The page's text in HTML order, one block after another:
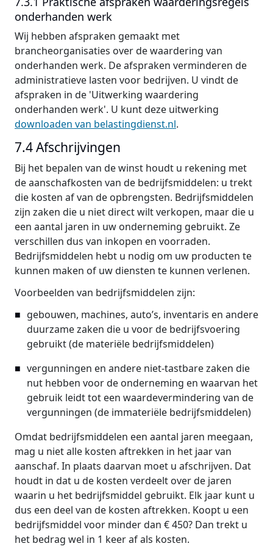
onderhanden werk
Wij hebben afspraken gemaakt met
brancheorganisaties over de waardering van
onderhanden werk. De afspraken verminderen de
administratieve lasten voor bedrijven. U vindt de
afspraken in de 'Uitwerking waardering
onderhanden werk'. U kunt deze uitwerking
downloaden van belastingdienst.nl.
7.4 Afschrijvingen
Bij het bepalen van de winst houdt u rekening met
de aanschafkosten van de bedrijfsmiddelen: u trekt
die kosten af van de opbrengsten. Bedrijfsmiddelen
zijn zaken die u niet direct wilt verkopen, maar die u
een aantal jaren in uw onderneming gebruikt. Ze
verschillen dus van inkopen en voorraden.
Bedrijfsmiddelen hebt u nodig om uw producten te
kunnen maken of uw diensten te kunnen verlenen.
Voorbeelden van bedrijfsmiddelen zijn:
gebouwen, machines, auto’s, inventaris en andere
duurzame zaken die u voor de bedrijfsvoering
gebruikt (de materiële bedrijfsmiddelen)
vergunningen en andere niet-tastbare zaken die
nut hebben voor de onderneming en waarvan het
gebruik leidt tot een waardevermindering van de
vergunningen (de immateriële bedrijfsmiddelen)
Omdat bedrijfsmiddelen een aantal jaren meegaan,
mag u niet alle kosten aftrekken in het jaar van
aanschaf. In plaats daarvan moet u afschrijven. Dat
houdt in dat u de kosten verdeelt over de jaren
waarin u het bedrijfsmiddel gebruikt. Elk jaar kunt u
dus een deel van de kosten aftrekken. Koopt u een
bedrijfsmiddel voor minder dan € 450? Dan trekt u
het bedrag wel in 1 keer af als kosten.